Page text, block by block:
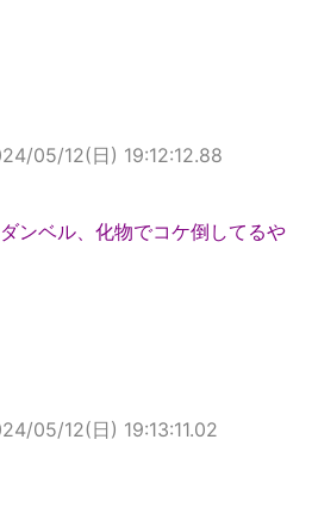
05/12(日) 19:12:12.88
ンベル、化物でコケ倒してるや
05/12(日) 19:13:11.02